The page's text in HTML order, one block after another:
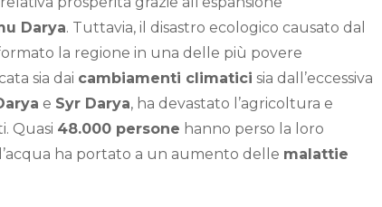
Darya. Tuttavia, il disastro ecologico causato dal
la regione in una delle più povere
sia dai cambiamenti climatici sia dall’eccessiva
e Syr Darya, ha devastato l’agricoltura e
Quasi 48.000 persone hanno perso la loro
ha portato a un aumento delle malattie